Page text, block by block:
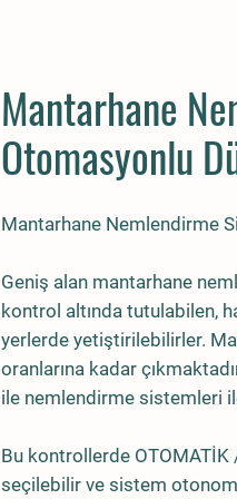
Mantarhane
Otomasyonlu
Mantarhane Nemlendirme
Geniş alan mantarhane
kontrol altında tutulabilen,
yerlerde yetiştirilebilirler.
oranlarına kadar
ile nemlendirme sistemleri
Bu kontrollerde
seçilebilir ve sistem